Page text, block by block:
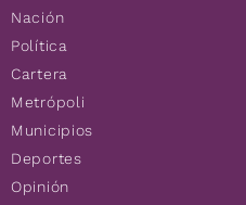
Nación
Política
Cartera
Metrópoli
Municipios
Deportes
Opinión